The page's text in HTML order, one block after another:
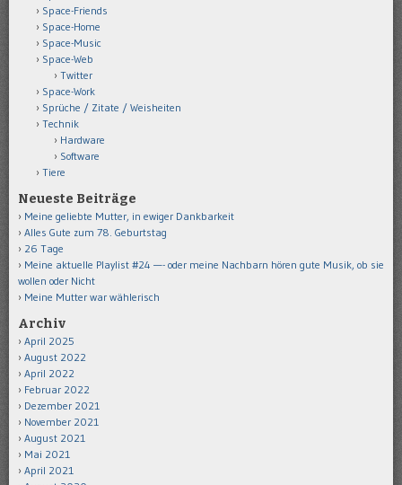
Space-Friends
Space-Home
Space-Music
Space-Web
Twitter
Space-Work
Sprüche / Zitate / Weisheiten
Technik
Hardware
Software
Tiere
Neueste Beiträge
Meine geliebte Mutter, in ewiger Dankbarkeit
Alles Gute zum 78. Geburtstag
26 Tage
Meine aktuelle Playlist #24 —- oder meine Nachbarn hören gute Musik, ob sie
wollen oder Nicht
Meine Mutter war wählerisch
Archiv
April 2025
August 2022
April 2022
Februar 2022
Dezember 2021
November 2021
August 2021
Mai 2021
April 2021